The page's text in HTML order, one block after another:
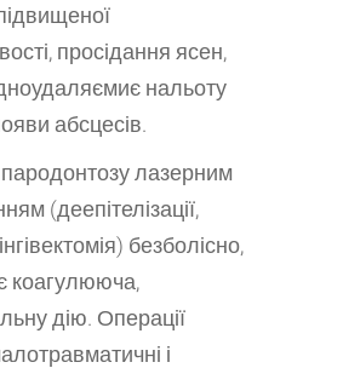
просідання ясен,
нальоту
абсцесів.
лазерним
(деепітелізації,
безболісно,
коагулююча,
дію. Операції
і